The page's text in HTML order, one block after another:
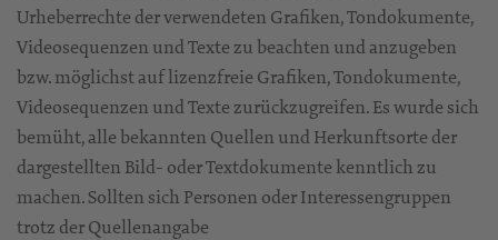
Urheberrechte der verwendeten Grafiken, Tondokumente,
Videosequenzen und Texte zu beachten und anzugeben
bzw. möglichst auf lizenzfreie Grafiken, Tondokumente,
Videosequenzen und Texte zurückzugreifen. Es wurde sich
bemüht, alle bekannten Quellen und Herkunftsorte der
dargestellten Bild- oder Textdokumente kenntlich zu
machen. Sollten sich Personen oder Interessengruppen
trotz der Quellenangabe